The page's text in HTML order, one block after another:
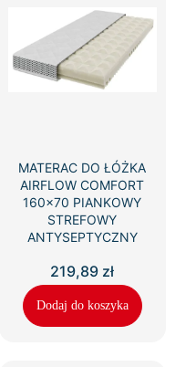
MATERAC DO ŁÓŻKA
AIRFLOW COMFORT
160×70 PIANKOWY
STREFOWY
ANTYSEPTYCZNY
219,89 zł
Dodaj do koszyka